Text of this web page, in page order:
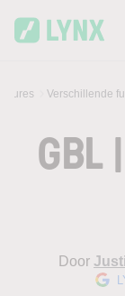
Verschillende
GBL
Door